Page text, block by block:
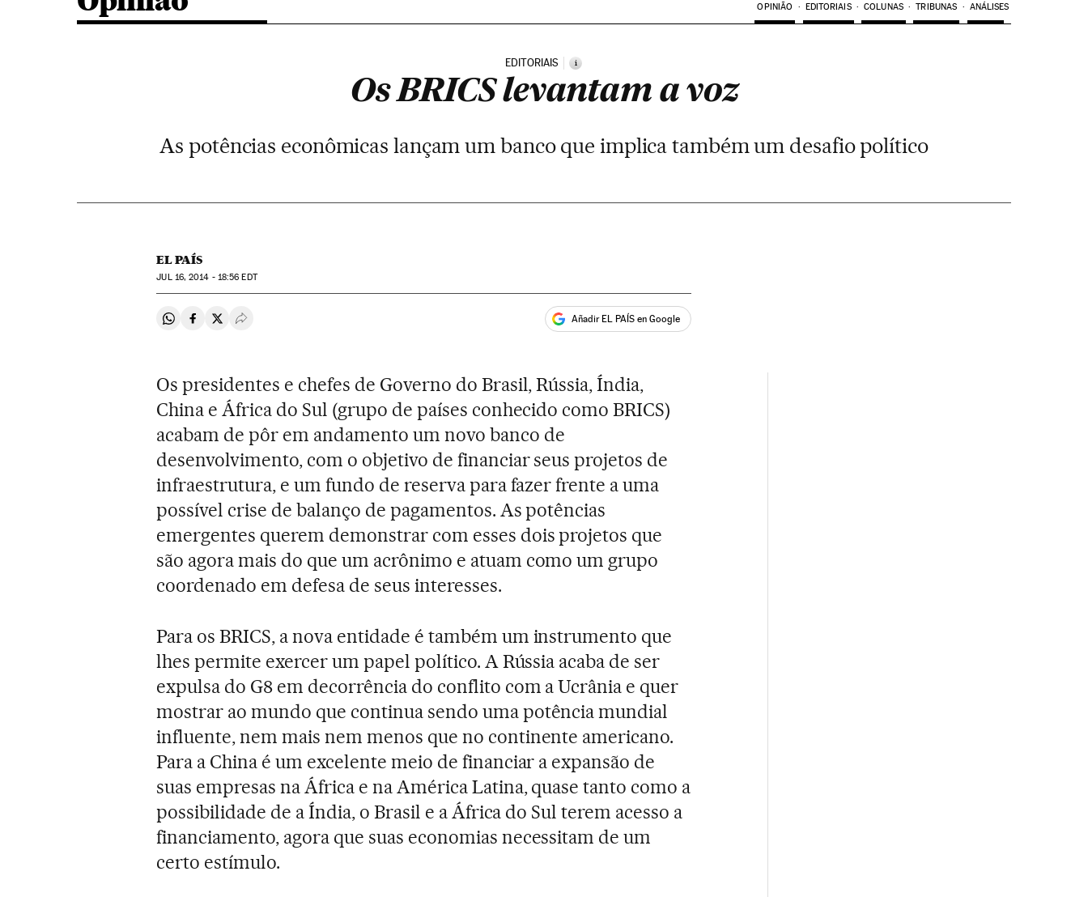
OPINIÃO EDITORIAIS COLUNAS TRIBUNAS ANÁLISES
EDITORIAIS i
Os BRICS levantam a voz
As potências econômicas lançam um banco que implica também um desafio político
EL PAÍS
JUL16, 2014 - 18:56 EDT
Compartir en Whatsapp
Compartir en Facebook
Compartir en Twitter
Desplegar Redes Sociales Añadir EL PAÍS en Google
Os presidentes e chefes de Governo do Brasil, Rússia, Índia,
China e África do Sul (grupo de países conhecido como BRICS)
acabam de pôr em andamento um novo banco de
desenvolvimento, com o objetivo de financiar seus projetos de
infraestrutura, e um fundo de reserva para fazer frente a uma
possível crise de balanço de pagamentos. As potências
emergentes querem demonstrar com esses dois projetos que
são agora mais do que um acrônimo e atuam como um grupo
coordenado em defesa de seus interesses.
Para os BRICS, a nova entidade é também um instrumento que
lhes permite exercer um papel político. A Rússia acaba de ser
expulsa do G8 em decorrência do conflito com a Ucrânia e quer
mostrar ao mundo que continua sendo uma potência mundial
influente, nem mais nem menos que no continente americano.
Para a China é um excelente meio de financiar a expansão de
suas empresas na África e na América Latina, quase tanto como a
possibilidade de a Índia, o Brasil e a África do Sul terem acesso a
financiamento, agora que suas economias necessitam de um
certo estímulo.